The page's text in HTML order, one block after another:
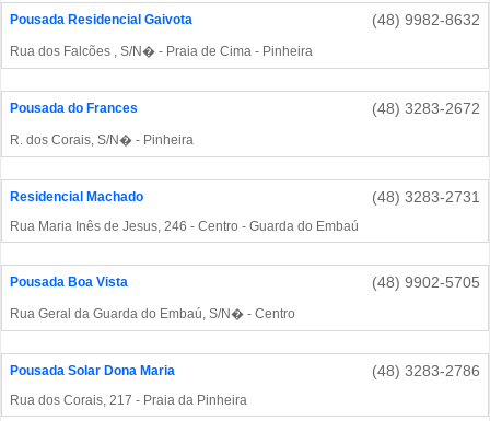
Pousada Residencial Gaivota (48) 9982-8632
Rua dos Falcões , S/N� - Praia de Cima - Pinheira
Pousada do Frances (48) 3283-2672
R. dos Corais, S/N� - Pinheira
Residencial Machado (48) 3283-2731
Rua Maria Inês de Jesus, 246 - Centro - Guarda do Embaú
Pousada Boa Vista (48) 9902-5705
Rua Geral da Guarda do Embaú, S/N� - Centro
Pousada Solar Dona Maria (48) 3283-2786
Rua dos Corais, 217 - Praia da Pinheira